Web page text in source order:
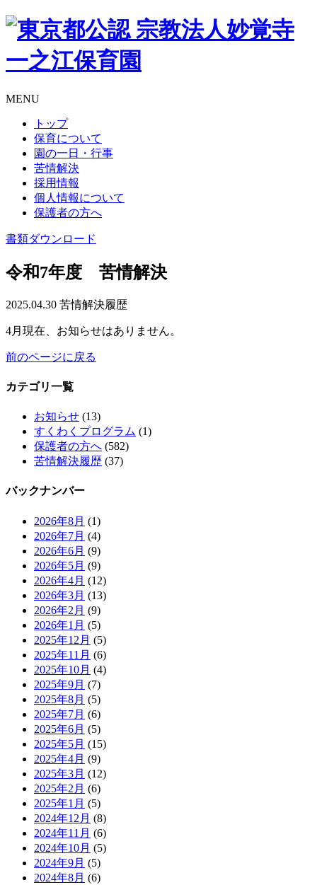
MENU
トップ
保育について
園の一日・行事
苦情解決
採用情報
個人情報について
保護者の方へ
書類ダウンロード
令和7年度 苦情解決
2025.04.30 苦情解決履歴
4月現在、お知らせはありません。
前のページに戻る
カテゴリ一覧
お知らせ (13)
すくわくプログラム (1)
保護者の方へ (582)
苦情解決履歴 (37)
バックナンバー
2026年8月 (1)
2026年7月 (4)
2026年6月 (9)
2026年5月 (9)
2026年4月 (12)
2026年3月 (13)
2026年2月 (9)
2026年1月 (5)
2025年12月 (5)
2025年11月 (6)
2025年10月 (4)
2025年9月 (7)
2025年8月 (5)
2025年7月 (6)
2025年6月 (5)
2025年5月 (15)
2025年4月 (9)
2025年3月 (12)
2025年2月 (6)
2025年1月 (5)
2024年12月 (8)
2024年11月 (6)
2024年10月 (5)
2024年9月 (5)
2024年8月 (6)